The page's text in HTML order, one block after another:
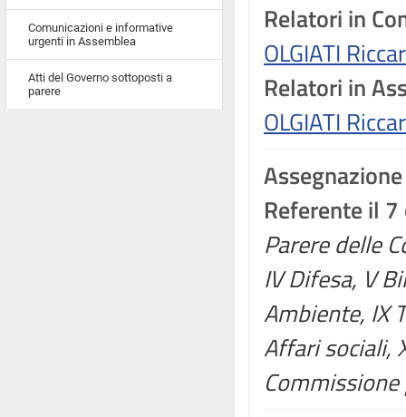
Comunicazioni e informative
urgenti in Assemblea
Atti del Governo sottoposti a
parere
Relatori in
OLGIATI
Relatori in
OLGIATI
Assegnazione
Referente il
Parere delle
IV Difesa, V
Ambiente, IX
Affari sociali,